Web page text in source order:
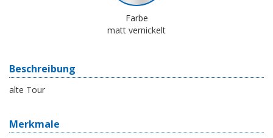
Farbe
matt vernickelt
Beschreibung
alte Tour
Merkmale